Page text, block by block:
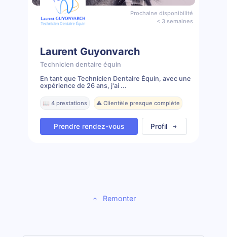
Prochaine disponibilité
< 3 semaines
Laurent Guyonvarch
Technicien dentaire équin
En tant que Technicien Dentaire Équin, avec une
expérience de 26 ans, j'ai ...
📖 4 prestations ⚠️ Clientèle presque complète
Prendre rendez-vous Profil
Remonter